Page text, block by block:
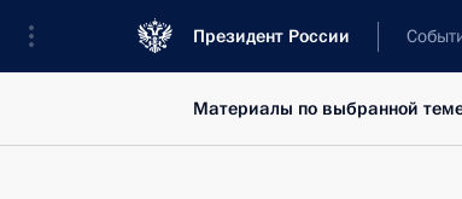
Президент России
Материалы по выбранной